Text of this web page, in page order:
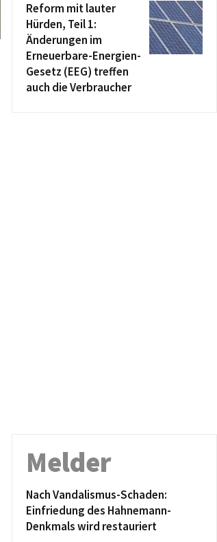
Reform mit lauter
Hürden, Teil 1:
Änderungen im
Erneuerbare-Energien-
Gesetz (EEG) treffen
auch die Verbraucher
Melder
Nach Vandalismus-Schaden:
Einfriedung des Hahnemann-
Denkmals wird restauriert